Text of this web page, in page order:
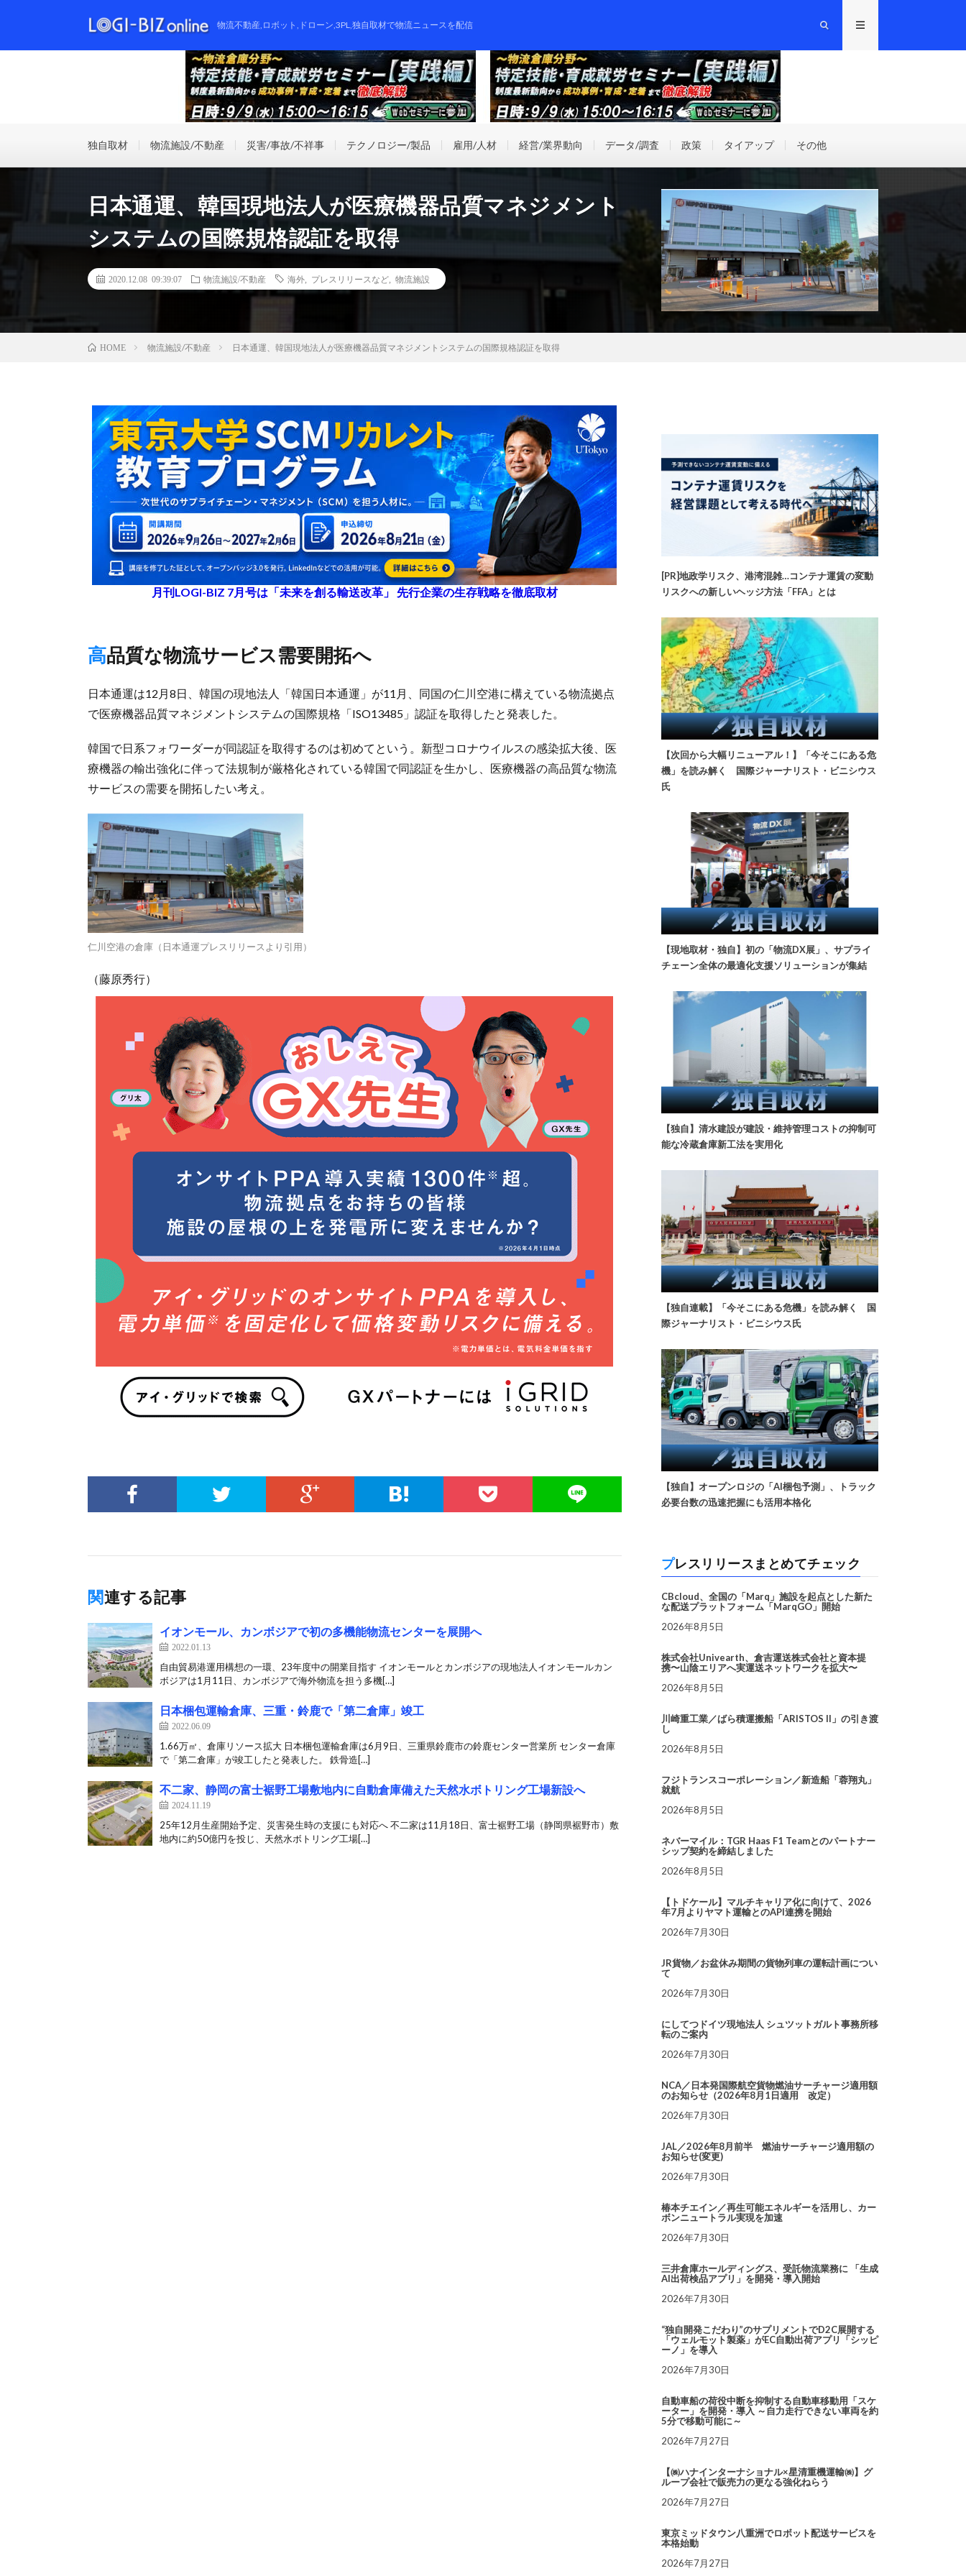
物流不動産,ロボット,ドローン,3PL,独自取材で物流ニュースを配信
独自取材 物流施設/不動産 災害/事故/不祥事 テクノロジー/製品 雇用/人材 経営/業界動向 データ/調査 政策 タイアップ その他
日本通運、韓国現地法人が医療機器品質マネジメント
システムの国際規格認証を取得
2020.12.08 09:39:07 物流施設/不動産 海外 プレスリリースなど 物流施設
HOME 物流施設/不動産 日本通運、韓国現地法人が医療機器品質マネジメントシステムの国際規格認証を取得
月刊LOGI-BIZ 7月号は「未来を創る輸送改革」 先行企業の生存戦略を徹底取材
高品質な物流サービス需要開拓へ
日本通運は12月8日、韓国の現地法人「韓国日本通運」が11月、同国の仁川空港に構えている物流拠点
で医療機器品質マネジメントシステムの国際規格「ISO13485」認証を取得したと発表した。
韓国で日系フォワーダーが同認証を取得するのは初めてという。新型コロナウイルスの感染拡大後、医
療機器の輸出強化に伴って法規制が厳格化されている韓国で同認証を生かし、医療機器の高品質な物流
サービスの需要を開拓したい考え。
仁川空港の倉庫（日本通運プレスリリースより引用）
（藤原秀行）
関連する記事
イオンモール、カンボジアで初の多機能物流センターを展開へ
2022.01.13
自由貿易港運用構想の一環、23年度中の開業目指す イオンモールとカンボジアの現地法人イオンモールカン
ボジアは1月11日、カンボジアで海外物流を担う多機[…]
日本梱包運輸倉庫、三重・鈴鹿で「第二倉庫」竣工
2022.06.09
1.66万㎡、倉庫リソース拡大 日本梱包運輸倉庫は6月9日、三重県鈴鹿市の鈴鹿センター営業所 センター倉庫
で「第二倉庫」が竣工したと発表した。 鉄骨造[…]
不二家、静岡の富士裾野工場敷地内に自動倉庫備えた天然水ボトリング工場新設へ
2024.11.19
25年12月生産開始予定、災害発生時の支援にも対応へ 不二家は11月18日、富士裾野工場（静岡県裾野市）敷
地内に約50億円を投じ、天然水ボトリング工場[…]
[PR]地政学リスク、港湾混雑…コンテナ運賃の変動
リスクへの新しいヘッジ方法「FFA」とは
【次回から大幅リニューアル！】「今そこにある危
機」を読み解く 国際ジャーナリスト・ビニシウス
氏
【現地取材・独自】初の「物流DX展」、サプライ
チェーン全体の最適化支援ソリューションが集結
【独自】清水建設が建設・維持管理コストの抑制可
能な冷蔵倉庫新工法を実用化
【独自連載】「今そこにある危機」を読み解く 国
際ジャーナリスト・ビニシウス氏
【独自】オープンロジの「AI梱包予測」、トラック
必要台数の迅速把握にも活用本格化
プレスリリースまとめてチェック
CBcloud、全国の「Marq」施設を起点とした新た
な配送プラットフォーム「MarqGO」開始
2026年8月5日
株式会社Univearth、倉吉運送株式会社と資本提
携〜山陰エリアへ実運送ネットワークを拡大〜
2026年8月5日
川崎重工業／ばら積運搬船「ARISTOS II」の引き渡
し
2026年8月5日
フジトランスコーポレーション／新造船「蓉翔丸」
就航
2026年8月5日
ネバーマイル：TGR Haas F1 Teamとのパートナー
シップ契約を締結しました
2026年8月5日
【トドケール】マルチキャリア化に向けて、2026
年7月よりヤマト運輸とのAPI連携を開始
2026年7月30日
JR貨物／お盆休み期間の貨物列車の運転計画につい
て
2026年7月30日
にしてつドイツ現地法人 シュツットガルト事務所移
転のご案内
2026年7月30日
NCA／日本発国際航空貨物燃油サーチャージ適用額
のお知らせ（2026年8月1日適用 改定）
2026年7月30日
JAL／2026年8月前半 燃油サーチャージ適用額の
お知らせ(変更)
2026年7月30日
椿本チエイン／再生可能エネルギーを活用し、カー
ボンニュートラル実現を加速
2026年7月30日
三井倉庫ホールディングス、受託物流業務に 「生成
AI出荷検品アプリ」を開発・導入開始
2026年7月30日
“独自開発こだわり”のサプリメントでD2C展開する
「ウェルモット製薬」がEC自動出荷アプリ「シッピ
ーノ」を導入
2026年7月30日
自動車船の荷役中断を抑制する自動車移動用「スケ
ーター」を開発・導入 ～自力走行できない車両を約
5分で移動可能に～
2026年7月27日
【㈱ハナインターナショナル×星清重機運輸㈱】グ
ループ会社で販売力の更なる強化ねらう
2026年7月27日
東京ミッドタウン八重洲でロボット配送サービスを
本格始動
2026年7月27日